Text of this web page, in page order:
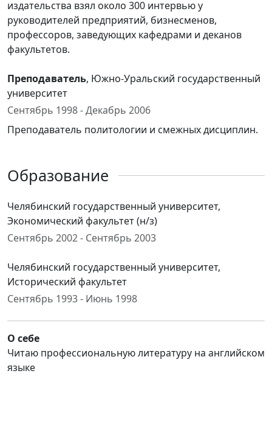
издательства взял около 300 интервью у
руководителей предприятий, бизнесменов,
профессоров, заведующих кафедрами и деканов
факультетов.
Преподаватель, Южно-Уральский государственный
университет
Сентябрь 1998 - Декабрь 2006
Преподаватель политологии и смежных дисциплин.
Образование
Челябинский государственный университет,
Экономический факультет (н/з)
Сентябрь 2002 - Сентябрь 2003
Челябинский государственный университет,
Исторический факультет
Сентябрь 1993 - Июнь 1998
О себе
Читаю профессиональную литературу на английском
языке